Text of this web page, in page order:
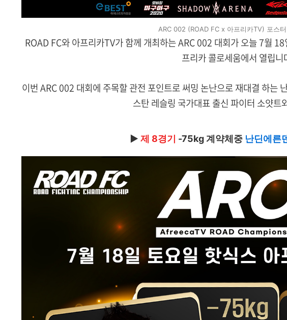
ARC 002 (ROAD FC x 아프리카TV) 포스
ROAD FC와 아프리카TV가 함께 개최하는 ARC 002 대회가 오늘 7월
프리카 콜로세움에서 열립니
이번 ARC 002 대회에 주목할 관전 포인트로 써밍 논난으로 재대결 하는
스탄 레슬링 국가대표 출신 파이터 소얏트
▶제 8경기 -75kg 계약체중 난딘에른